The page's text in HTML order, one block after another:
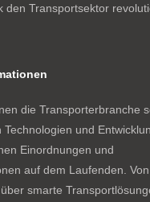
den Transportsektor
die Transporterbranche
und
Einordnungen und
auf dem Laufenden.
smarte